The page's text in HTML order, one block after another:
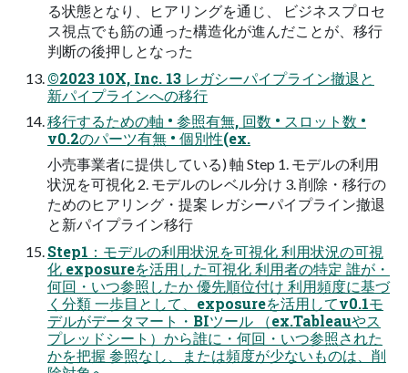
る状態となり、ヒアリングを通じ、 ビジネスプロセ
ス視点でも筋の通った構造化が進んだことが、移行
判断の後押しとなった
©2023 10X, Inc. 13 レガシーパイプライン撤退と
新パイプラインへの移行
移行するための軸 • 参照有無, 回数 • スロット数 •
v0.2のパーツ有無 • 個別性(ex.
小売事業者に提供している) 軸 Step 1. モデルの利用
状況を可視化 2. モデルのレベル分け 3. 削除・移行の
ためのヒアリング・提案 レガシーパイプライン撤退
と新パイプライン移行
Step1：モデルの利用状況を可視化 利用状況の可視
化 exposureを活用した可視化 利用者の特定 誰が・
何回・いつ参照したか 優先順位付け 利用頻度に基づ
く分類 一歩目として、exposureを活用してv0.1モ
デルがデータマート・BIツール （ex.Tableauやス
プレッドシート）から誰に・何回・いつ参照された
かを把握 参照なし、または頻度が少ないものは、削